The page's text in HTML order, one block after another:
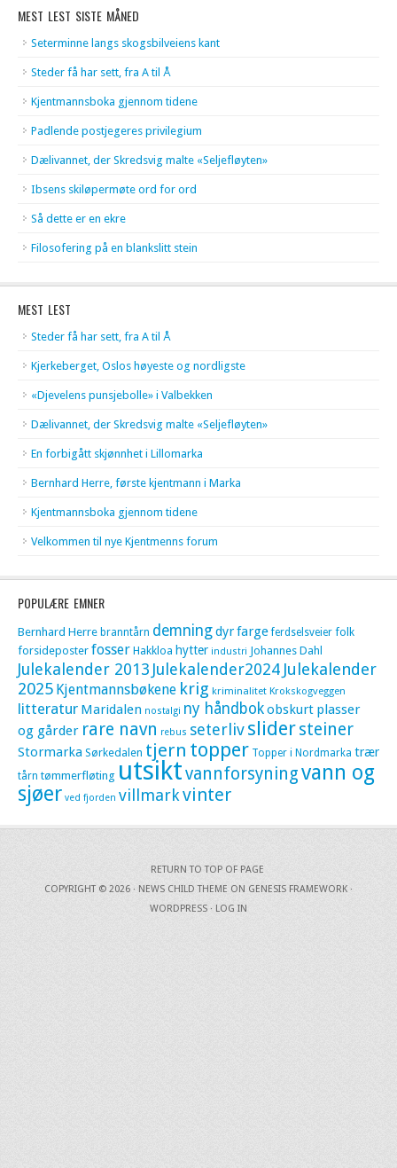
MEST LEST SISTE MÅNED
Seterminne langs skogsbilveiens kant
Steder få har sett, fra A til Å
Kjentmannsboka gjennom tidene
Padlende postjegeres privilegium
Dælivannet, der Skredsvig malte «Seljefløyten»
Ibsens skiløpermøte ord for ord
Så dette er en ekre
Filosofering på en blankslitt stein
MEST LEST
Steder få har sett, fra A til Å
Kjerkeberget, Oslos høyeste og nordligste
«Djevelens punsjebolle» i Valbekken
Dælivannet, der Skredsvig malte «Seljefløyten»
En forbigått skjønnhet i Lillomarka
Bernhard Herre, første kjentmann i Marka
Kjentmannsboka gjennom tidene
Velkommen til nye Kjentmenns forum
POPULÆRE EMNER
Bernhard Herre branntårn demningdyrfarge ferdselsveier folk
forsideposter fosser Hakkloa hytter industri Johannes Dahl
Julekalender 2013 Julekalender2024 Julekalender
2025 Kjentmannsbøkene krig kriminalitet Krokskogveggen
litteratur Maridalen nostalgi ny håndbokobskurt plasser
og gårder rare navn rebus seterlivslidersteiner
Stormarka Sørkedalen tjern topper Topper i Nordmarka trær
tårn tømmerfløting utsiktvannforsyningvann og
sjøer ved fjorden villmarkvinter
RETURN TO TOP OF PAGE
COPYRIGHT © 2026 · NEWS CHILD THEME ON GENESIS FRAMEWORK ·
WORDPRESS · LOG IN